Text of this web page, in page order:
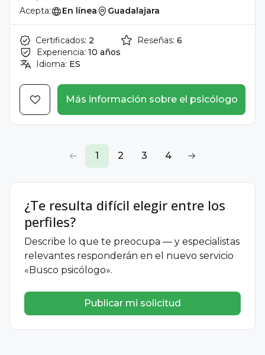
Acepta:
En línea Guadalajara
Certificados: 2
Experiencia: 10 años
Idioma: ES
Reseñas: 6
Más información sobre el psicólogo
1 2 3 4
¿Te resulta difícil elegir entre los
perfiles?
Describe lo que te preocupa — y especialistas
relevantes responderán en el nuevo servicio
«Busco psicólogo».
Publicar mi solicitud